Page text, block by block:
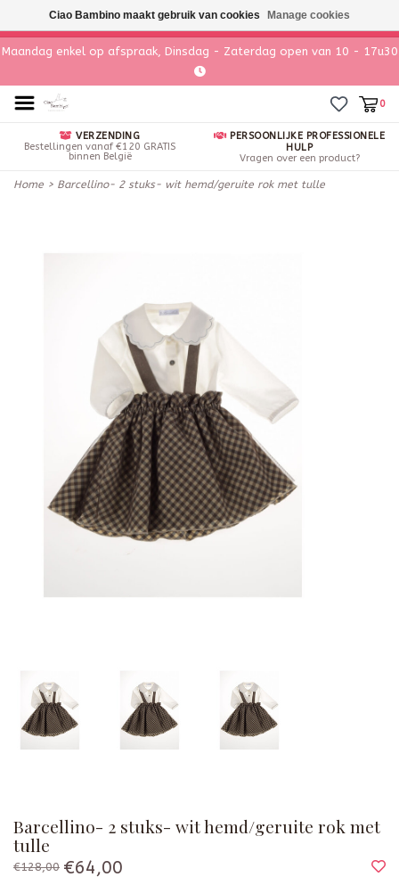
Maandag enkel op afspraak, Dinsdag - Zaterdag open van 10 - 17u30
0
VERZENDING
Bestellingen vanaf €120 GRATIS
binnen België
PERSOONLIJKE PROFESSIONELE
HULP
Vragen over een product?
Home > Barcellino- 2 stuks- wit hemd/geruite rok met tulle
Barcellino- 2 stuks- wit hemd/geruite rok met
tulle
€128,00 €64,00
Ciao Bambino maakt gebruik van cookies Manage cookies